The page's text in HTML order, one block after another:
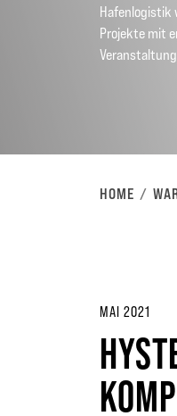
Hafenlogistik
Projekte mit
Veranstaltung
HOME
MAI 2021